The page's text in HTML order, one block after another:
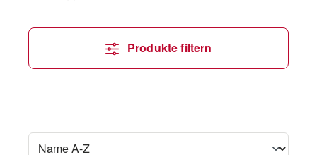
Produkte filtern